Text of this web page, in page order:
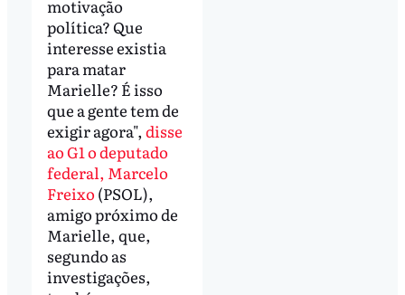
motivação
política? Que
interesse existia
para matar
Marielle? É isso
que a gente tem de
exigir agora", disse
ao G1 o deputado
federal, Marcelo
Freixo (PSOL),
amigo próximo de
Marielle, que,
segundo as
investigações,